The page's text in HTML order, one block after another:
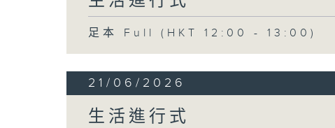
足本 Full (HKT 12:00 - 13:00)
21/06/2026
生活進行式